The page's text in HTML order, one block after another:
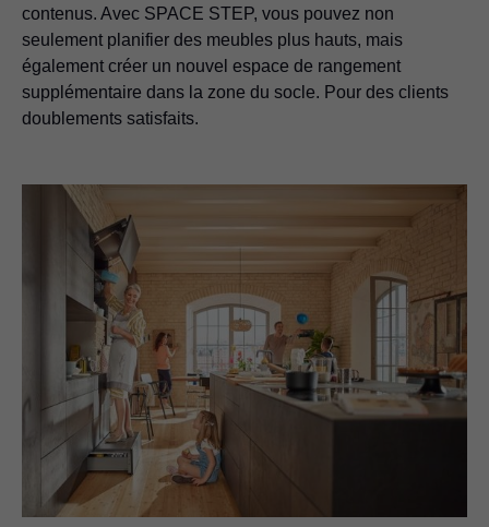
contenus. Avec SPACE STEP, vous pouvez non
seulement planifier des meubles plus hauts, mais
également créer un nouvel espace de rangement
supplémentaire dans la zone du socle. Pour des clients
doublements satisfaits.